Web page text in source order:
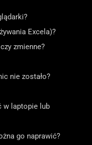
Excela)?
zmienne?
nie zostało?
w laptopie lub
go naprawić?